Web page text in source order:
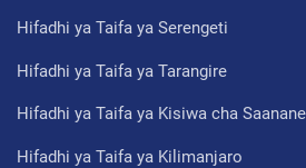
Hifadhi ya Taifa ya Serengeti
Hifadhi ya Taifa ya Tarangire
Hifadhi ya Taifa ya Kisiwa cha Saanane
Hifadhi ya Taifa ya Kilimanjaro